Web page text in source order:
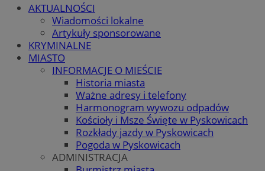
AKTUALNOŚCI
Wiadomości lokalne
Artykuły sponsorowane
KRYMINALNE
MIASTO
INFORMACJE O MIEŚCIE
Historia miasta
Ważne adresy i telefony
Harmonogram wywozu odpadów
Kościoły i Msze Święte w Pyskowicach
Rozkłady jazdy w Pyskowicach
Pogoda w Pyskowicach
ADMINISTRACJA